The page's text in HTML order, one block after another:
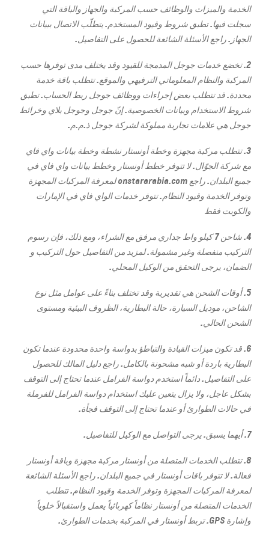
الخدمة والميزات والوظائف حسب المركبة والجهاز والباقة التي
سجلت فيها. تطبق شروط وقيود المستخدم. يتطلّب الاتصال ببيانات
الجهاز. راجع الأسئلة الشائعة للحصول على التفاصيل.
2. تخضع خدمات جوجل المدمجة للقيود وقد يختلف مدى توفرها حسب
المركبة والنظام المعلوماتي الترفيهي والموقع. تتطلب باقة خدمة
محددة. قد تتطلب بعض إجراءات ووظائف جوجل ربط الحساب. تطبق
شروط الاستخدام وبيانات الخصوصية. إنّ جوجل وجوجل بلاي وخرائط
جوجل هي علامات تجارية مملوكة لشركة جوجل ذ.م.م.
3. تتطلب مركبة مجهزة وخطة أونستار نشطة وخطة بيانات واي فاي
مع شركة الجوّال. لا تتوفر خطط أونستار وخطط بيانات واي فاي في
جميع البلدان. راجع onstararabia.com لمعرفة المركبات المجهزة
وتوفر الخدمة وقيود النظام. تتوفر خدمات الواي فاي في الإمارات
والكويت فقط
4. شاحن 7 كيلو واط جداري مرفق مع الشراء، ومع ذلك، فإن رسوم
التركيب منفصلة وغير مشمولة. لمزيد من التفاصيل حول التركيب و
الضمان، يرجى التحقق من الوكيل المحلي.
5. أوقات الشحن هي تقديرية وقد تختلف بناءً على عوامل مثل نوع
الشاحن، موديل السيارة، حالة البطارية، الظروف البيئية ومستوى
الشحن الحالي.
6. قد تكون ميزات القيادة والتباطؤ بدواسة واحدة محدودة عندما تكون
البطارية باردة أو شبه مشحونة بالكامل. راجع دليل المالك للحصول
على التفاصيل. دائماً استخدم دواسة الفرامل عندما تحتاج إلى التوقف
بشكل عاجل، ولا يزال يتعين عليك استخدام دواسة الفرامل للفرملة
في حالات الطوارئ أو عندما تحتاج إلى التوقف فجأة.
7. أيهما يسبق. يرجى التواصل مع الوكيل للتفاصيل.
8. تتطلب الخدمات المتصلة من أونستار مركبة مجهزة وباقة أونستار
فعالة. لا تتوفر باقات أونستار في جميع البلدان. راجع الأسئلة الشائعة
لمعرفة المركبات المجهزة وتوفر الخدمة وقيود النظام. تتطلب
الخدمات المتصلة من أونستار نظاماً كهربائياً يعمل واستقبالاً خلوياً
وإشارة GPS. تربط أونستار في المركبة بخدمات الطوارئ.